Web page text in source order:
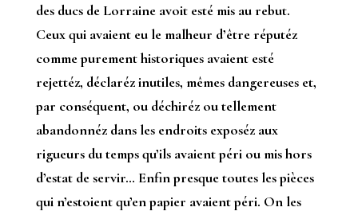
des ducs de Lorraine avoit esté mis au rebut.
Ceux qui avaient eu le malheur d’être réputéz
comme purement historiques avaient esté
rejettéz, déclaréz inutiles, mêmes dangereuses et,
par conséquent, ou déchiréz ou tellement
abandonnéz dans les endroits exposéz aux
rigueurs du temps qu’ils avaient péri ou mis hors
d’estat de servir… Enfin presque toutes les pièces
qui n’estoient qu’en papier avaient péri. On les